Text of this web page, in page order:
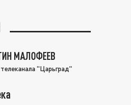
МАЛОФЕЕВ
"Царьград"